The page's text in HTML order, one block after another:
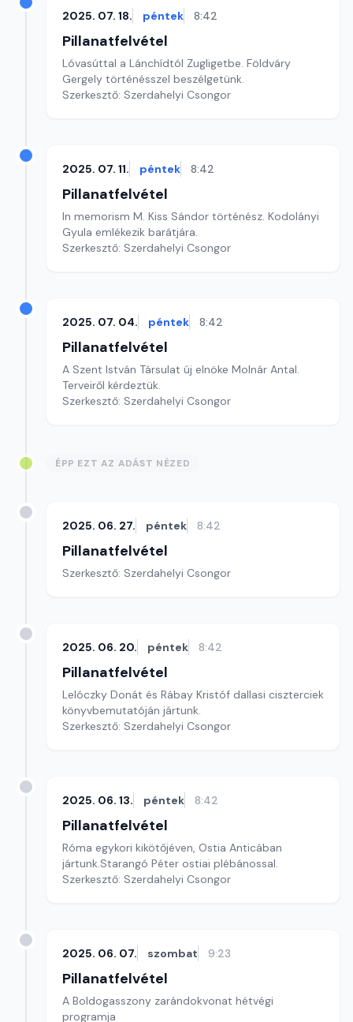
2025. 07. 18. péntek 8:42
Pillanatfelvétel
Lóvasúttal a Lánchídtól Zugligetbe. Földváry
Gergely történésszel beszélgetünk.
Szerkesztő: Szerdahelyi Csongor
2025. 07. 11. péntek 8:42
Pillanatfelvétel
In memorism M. Kiss Sándor történész. Kodolányi
Gyula emlékezik barátjára.
Szerkesztő: Szerdahelyi Csongor
2025. 07. 04. péntek 8:42
Pillanatfelvétel
A Szent István Társulat új elnöke Molnár Antal.
Terveiről kérdeztük.
Szerkesztő: Szerdahelyi Csongor
ÉPP EZT AZ ADÁST NÉZED
2025. 06. 27. péntek 8:42
Pillanatfelvétel
Szerkesztő: Szerdahelyi Csongor
2025. 06. 20. péntek 8:42
Pillanatfelvétel
Lelóczky Donát és Rábay Kristóf dallasi ciszterciek
könyvbemutatóján jártunk.
Szerkesztő: Szerdahelyi Csongor
2025. 06. 13. péntek 8:42
Pillanatfelvétel
Róma egykori kikötőjéven, Ostia Anticában
jártunk.Starangó Péter ostiai plébánossal.
Szerkesztő: Szerdahelyi Csongor
2025. 06. 07. szombat 9:23
Pillanatfelvétel
A Boldogasszony zarándokvonat hétvégi
programja